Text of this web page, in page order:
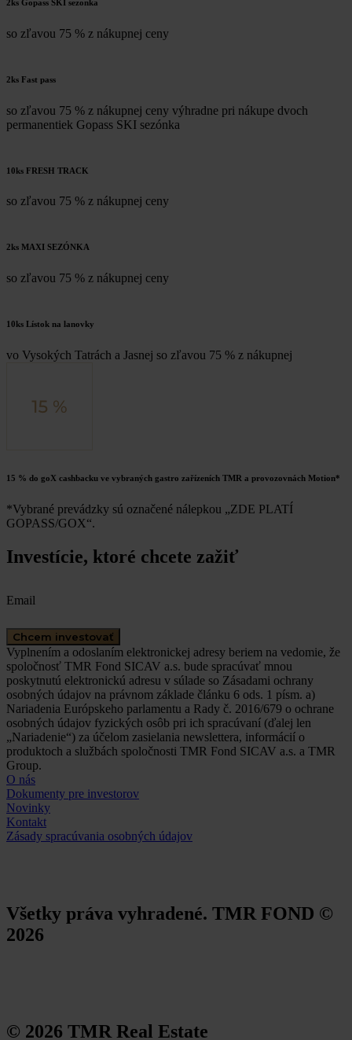
2ks Gopass SKI sezonka
so zľavou 75 % z nákupnej ceny
2ks Fast pass
so zľavou 75 % z nákupnej ceny výhradne pri nákupe dvoch
permanentiek Gopass SKI sezónka
10ks FRESH TRACK
so zľavou 75 % z nákupnej ceny
2ks MAXI SEZÓNKA
so zľavou 75 % z nákupnej ceny
10ks Lístok na lanovky
vo Vysokých Tatrách a Jasnej so zľavou 75 % z nákupnej
15 % do goX cashbacku ve vybraných gastro zařízeních TMR a provozovnách Motion*
*Vybrané prevádzky sú označené nálepkou „ZDE PLATÍ
GOPASS/GOX“.
Investície, ktoré chcete zažiť
Email
Chcem investovať
Vyplnením a odoslaním elektronickej adresy beriem na vedomie, že
spoločnosť TMR Fond SICAV a.s. bude spracúvať mnou
poskytnutú elektronickú adresu v súlade so Zásadami ochrany
osobných údajov na právnom základe článku 6 ods. 1 písm. a)
Nariadenia Európskeho parlamentu a Rady č. 2016/679 o ochrane
osobných údajov fyzických osôb pri ich spracúvaní (ďalej len
„Nariadenie“) za účelom zasielania newslettera, informácií o
produktoch a službách spoločnosti TMR Fond SICAV a.s. a TMR
Group.
O nás
Dokumenty pre investorov
Novinky
Kontakt
Zásady spracúvania osobných údajov
Všetky práva vyhradené. TMR FOND ©
2026
© 2026 TMR Real Estate